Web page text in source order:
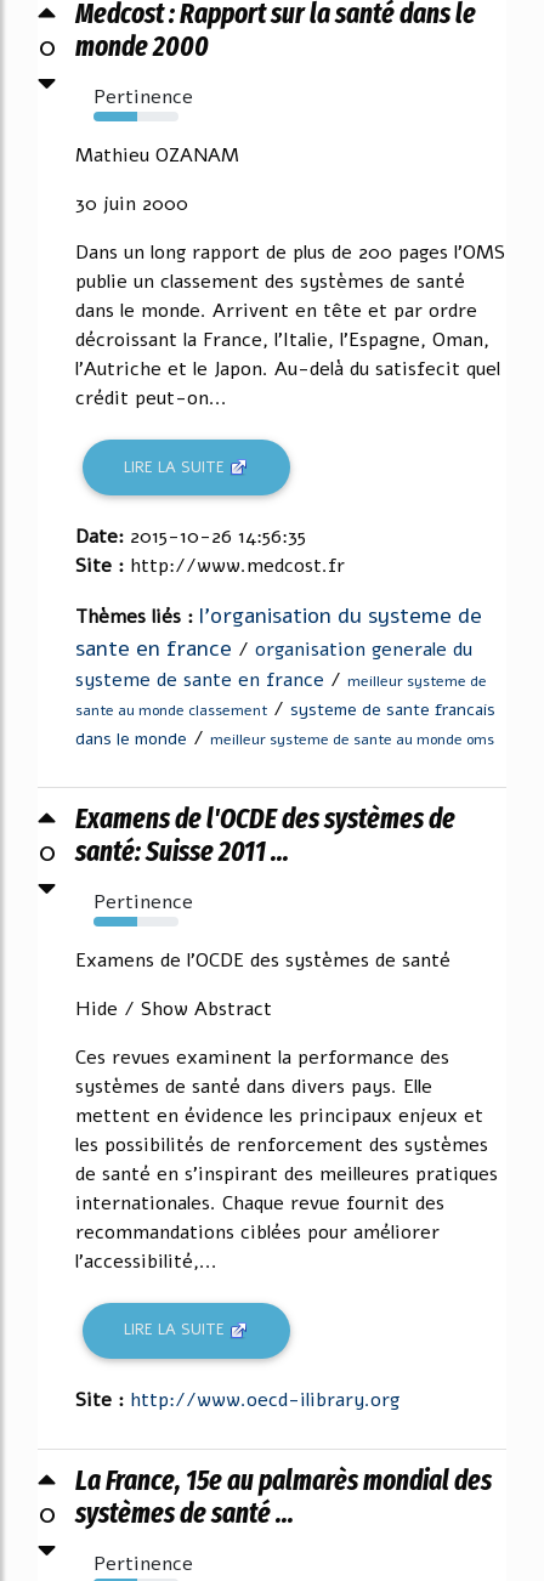
0
Medcost : Rapport sur la santé dans le
monde 2000
Pertinence
52%
Mathieu OZANAM
30 juin 2000
Dans un long rapport de plus de 200 pages l’OMS
publie un classement des systèmes de santé
dans le monde. Arrivent en tête et par ordre
décroissant la France, l’Italie, l’Espagne, Oman,
l’Autriche et le Japon. Au-delà du satisfecit quel
crédit peut-on...
LIRE LA SUITE
Date: 2015-10-26 14:56:35
Site : http://www.medcost.fr
Thèmes liés : l'organisation du systeme de
sante en france / organisation generale du
systeme de sante en france / meilleur systeme de
sante au monde classement / systeme de sante francais
dans le monde / meilleur systeme de sante au monde oms
0
Examens de l'OCDE des systèmes de
santé: Suisse 2011 ...
Pertinence
52%
Examens de l'OCDE des systèmes de santé
Hide / Show Abstract
Ces revues examinent la performance des
systèmes de santé dans divers pays. Elle
mettent en évidence les principaux enjeux et
les possibilités de renforcement des systèmes
de santé en s'inspirant des meilleures pratiques
internationales. Chaque revue fournit des
recommandations ciblées pour améliorer
l'accessibilité,...
LIRE LA SUITE
Site : http://www.oecd-ilibrary.org
0
La France, 15e au palmarès mondial des
systèmes de santé ...
Pertinence